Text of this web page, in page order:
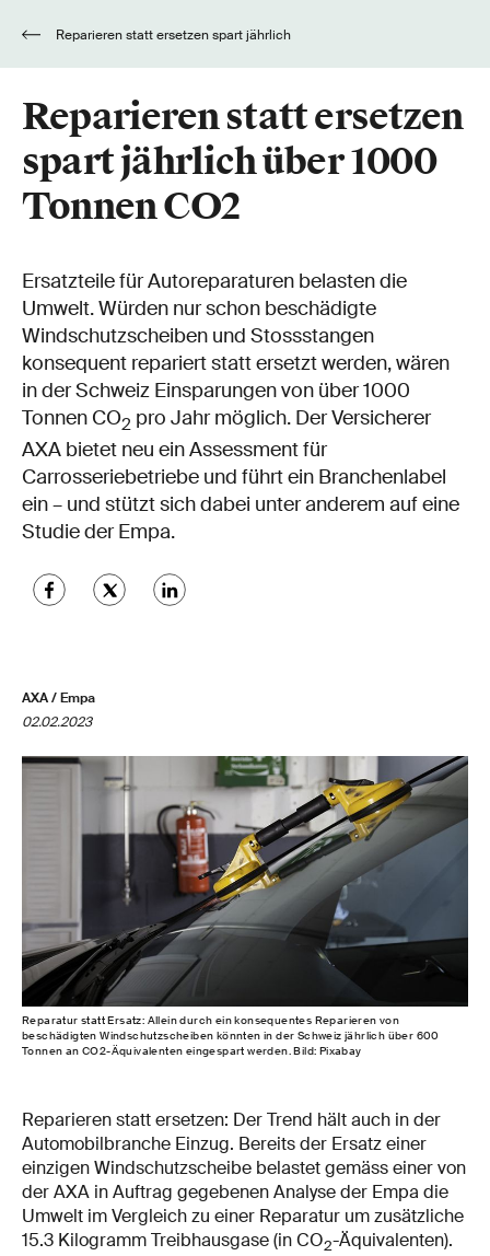
Reparieren statt ersetzen
spart jährlich über 1000
Tonnen CO2
Ersatzteile für Autoreparaturen belasten die
Umwelt. Würden nur schon beschädigte
Windschutzscheiben und Stossstangen
konsequent repariert statt ersetzt werden, wären
in der Schweiz Einsparungen von über 1000
Tonnen CO2 pro Jahr möglich. Der Versicherer
AXA bietet neu ein Assessment für
Carrosseriebetriebe und führt ein Branchenlabel
ein – und stützt sich dabei unter anderem auf eine
Studie der Empa.
AXA / Empa
02.02.2023
Reparatur statt Ersatz: Allein durch ein konsequentes Reparieren von
beschädigten Windschutzscheiben könnten in der Schweiz jährlich über 600
Tonnen an CO2-Äquivalenten eingespart werden. Bild: Pixabay
Reparieren statt ersetzen: Der Trend hält auch in der
Automobilbranche Einzug. Bereits der Ersatz einer
einzigen Windschutzscheibe belastet gemäss einer von
der AXA in Auftrag gegebenen Analyse der Empa die
Umwelt im Vergleich zu einer Reparatur um zusätzliche
15.3 Kilogramm Treibhausgase (in CO2-Äquivalenten).